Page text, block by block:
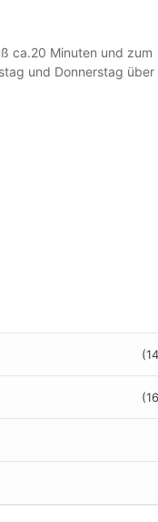
ca.20 Minuten und zum
und Donnerstag über